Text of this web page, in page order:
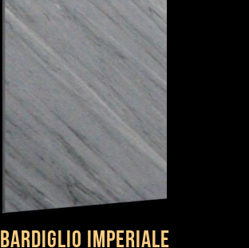
Bardiglio Imperiale